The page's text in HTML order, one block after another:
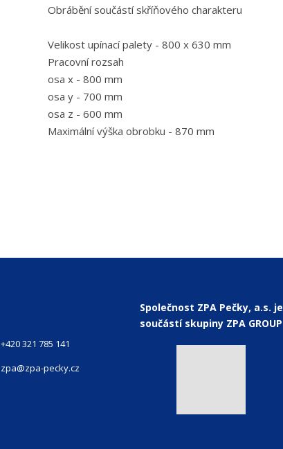
Obrábění součástí skříňového charakteru
Velikost upínací palety - 800 x 630 mm
Pracovní rozsah
osa x - 800 mm
osa y - 700 mm
osa z - 600 mm
Maximální výška obrobku - 870 mm
+420 321 785 141
zpa@zpa-pecky.cz
Společnost ZPA Pečky, a.s. je
součástí skupiny ZPA GROUP